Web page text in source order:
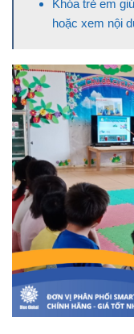
Khóa trẻ em
hoặc xem nội